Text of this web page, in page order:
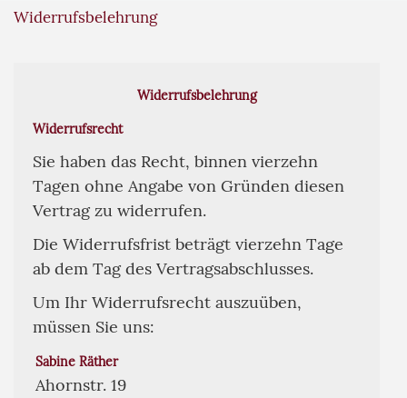
Widerrufsbelehrung
Widerrufsbelehrung
Widerrufsrecht
Sie haben das Recht, binnen vierzehn
Tagen ohne Angabe von Gründen diesen
Vertrag zu widerrufen.
Die Widerrufsfrist beträgt vierzehn Tage
ab dem Tag des Vertragsabschlusses.
Um Ihr Widerrufsrecht auszuüben,
müssen Sie uns:
Sabine Räther
Ahornstr. 19